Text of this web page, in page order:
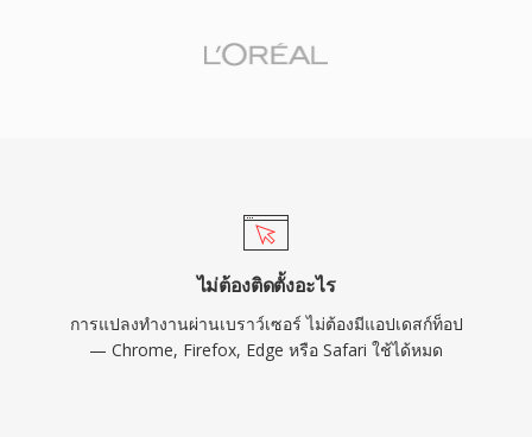
ไม่ต้องติดตั้งอะไร
การแปลงทำงานผ่านเบราว์เซอร์ ไม่ต้องมีแอปเดสก์ท็อป
— Chrome, Firefox, Edge หรือ Safari ใช้ได้หมด